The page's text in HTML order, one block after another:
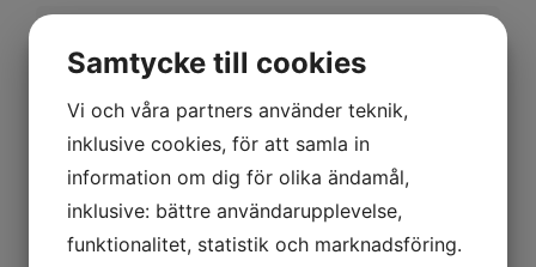
Hur ser återhämtningstiden ut efter behandling?
Hur ska jag bete mig efter en behandling med Dermapen?
Samtycke till cookies
Vi och våra partners använder teknik,
inklusive cookies, för att samla in
information om dig för olika ändamål,
inklusive: bättre användarupplevelse,
funktionalitet, statistik och marknadsföring.